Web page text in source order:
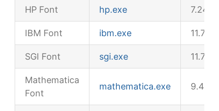
HP Font hp.exe
IBM Font ibm.exe 11.7MB
SGI Font sgi.exe 11.7MB
Mathematica
Font
mathematica.exe